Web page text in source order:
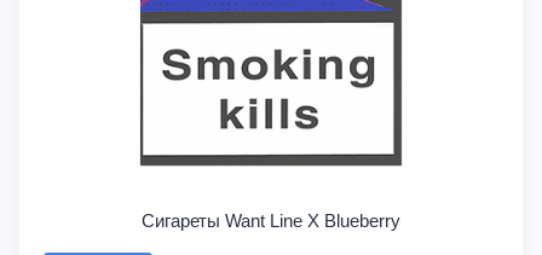
Сигареты Want Line X Blueberry